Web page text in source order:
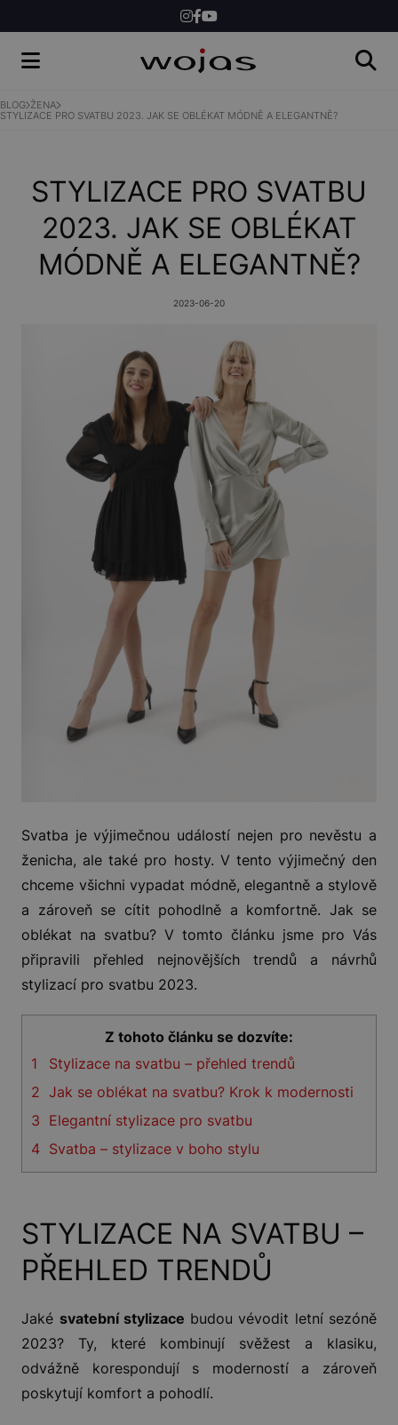
BLOG ŽENA
STYLIZACE PRO SVATBU 2023. JAK SE OBLÉKAT MÓDNĚ A ELEGANTNĚ?
STYLIZACE PRO SVATBU
2023. JAK SE OBLÉKAT
MÓDNĚ A ELEGANTNĚ?
2023-06-20
Svatba je výjimečnou událostí nejen pro nevěstu a
ženicha, ale také pro hosty. V tento výjimečný den
chceme všichni vypadat módně, elegantně a stylově
a zároveň se cítit pohodlně a komfortně. Jak se
oblékat na svatbu? V tomto článku jsme pro Vás
připravili přehled nejnovějších trendů a návrhů
stylizací pro svatbu 2023.
Z tohoto článku se dozvíte:
1
Stylizace na svatbu – přehled trendů
2 Jak se oblékat na svatbu? Krok k modernosti
3 Elegantní stylizace pro svatbu
4 Svatba – stylizace v boho stylu
STYLIZACE NA SVATBU –
PŘEHLED TRENDŮ
Jaké svatební stylizace budou vévodit letní sezóně
2023? Ty, které kombinují svěžest a klasiku,
odvážně korespondují s moderností a zároveň
poskytují komfort a pohodlí.